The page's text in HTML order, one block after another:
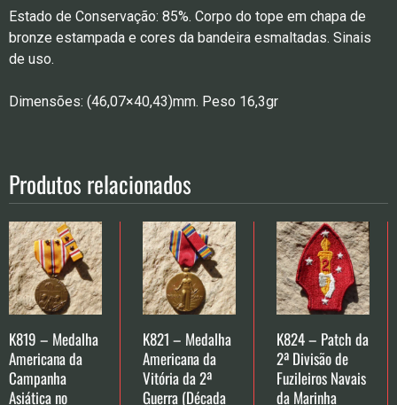
Estado de Conservação: 85%. Corpo do tope em chapa de
bronze estampada e cores da bandeira esmaltadas. Sinais
de uso.
Dimensões: (46,07×40,43)mm. Peso 16,3gr
Produtos relacionados
K819 – Medalha
Americana da
Campanha
Asiática no
K821 – Medalha
Americana da
Vitória da 2ª
Guerra (Década
K824 – Patch da
2ª Divisão de
Fuzileiros Navais
da Marinha